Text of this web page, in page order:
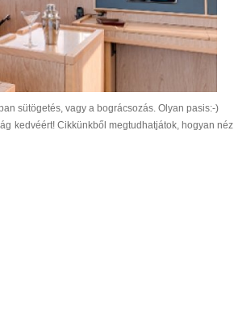
sütögetés, vagy a bográcsozás. Olyan pasis:-)
kedvéért! Cikkünkből megtudhatjátok, hogyan néz